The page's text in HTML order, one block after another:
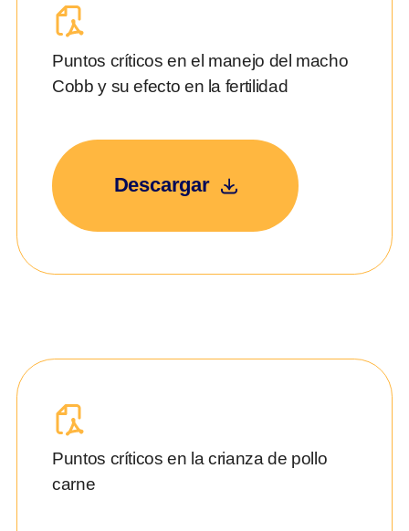
Puntos críticos en el manejo del macho
Cobb y su efecto en la fertilidad
Descargar
Puntos críticos en la crianza de pollo
carne